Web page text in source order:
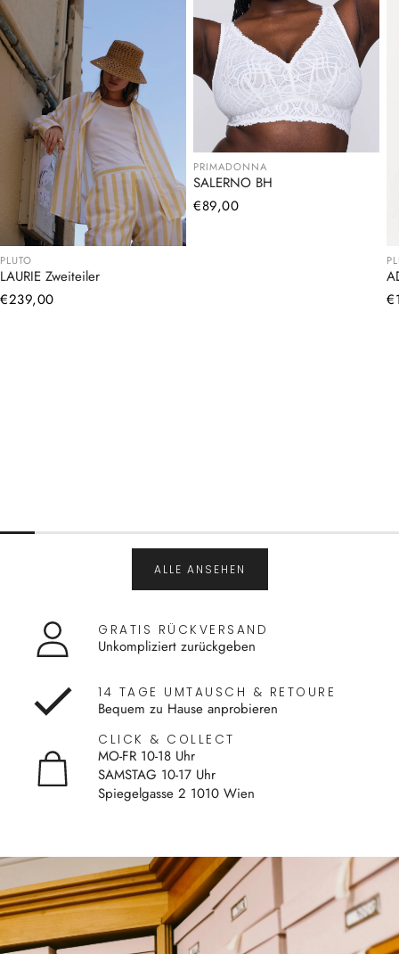
PLUTO
LAURIE Zweiteiler
Normaler
€239,00
PRIMADONNA
SALERNO BH
Normaler
€89,00
ALLE ANSEHEN
GRATIS RÜCKVERSAND
Unkompliziert zurückgeben
14 TAGE UMTAUSCH & RETOURE
Bequem zu Hause anprobieren
CLICK & COLLECT
MO-FR 10-18 Uhr
SAMSTAG 10-17 Uhr
Spiegelgasse 2 1010 Wien